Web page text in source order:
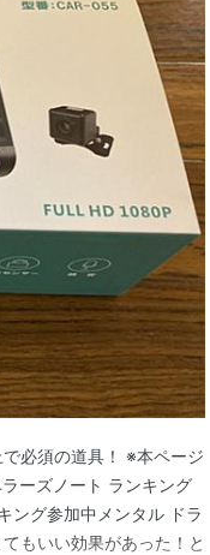
必須の道具！ ※本ページ
ーズノート ランキング
ング参加中メンタル ドラ
もいい効果があった！と